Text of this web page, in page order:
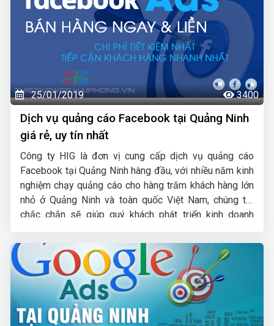
25/01/2019 3400
Dịch vụ quảng cáo Facebook tại Quảng Ninh
giá rẻ, uy tín nhất
Công ty HIG là đơn vị cung cấp dịch vụ quảng cáo
Facebook tại Quảng Ninh hàng đầu, với nhiều năm kinh
nghiệm chạy quảng cáo cho hàng trăm khách hàng lớn
nhỏ ở Quảng Ninh và toàn quốc Việt Nam, chúng tôi
chắc chắn sẽ giúp quý khách phát triển kinh doanh